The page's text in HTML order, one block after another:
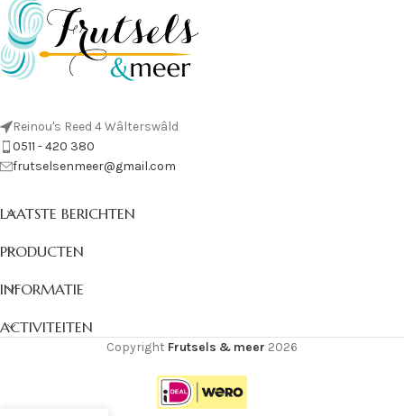
Reinou's Reed 4 Wâlterswâld
0511 - 420 380
frutselsenmeer@gmail.com
LAATSTE BERICHTEN
PRODUCTEN
INFORMATIE
ACTIVITEITEN
Copyright Frutsels & meer 2026